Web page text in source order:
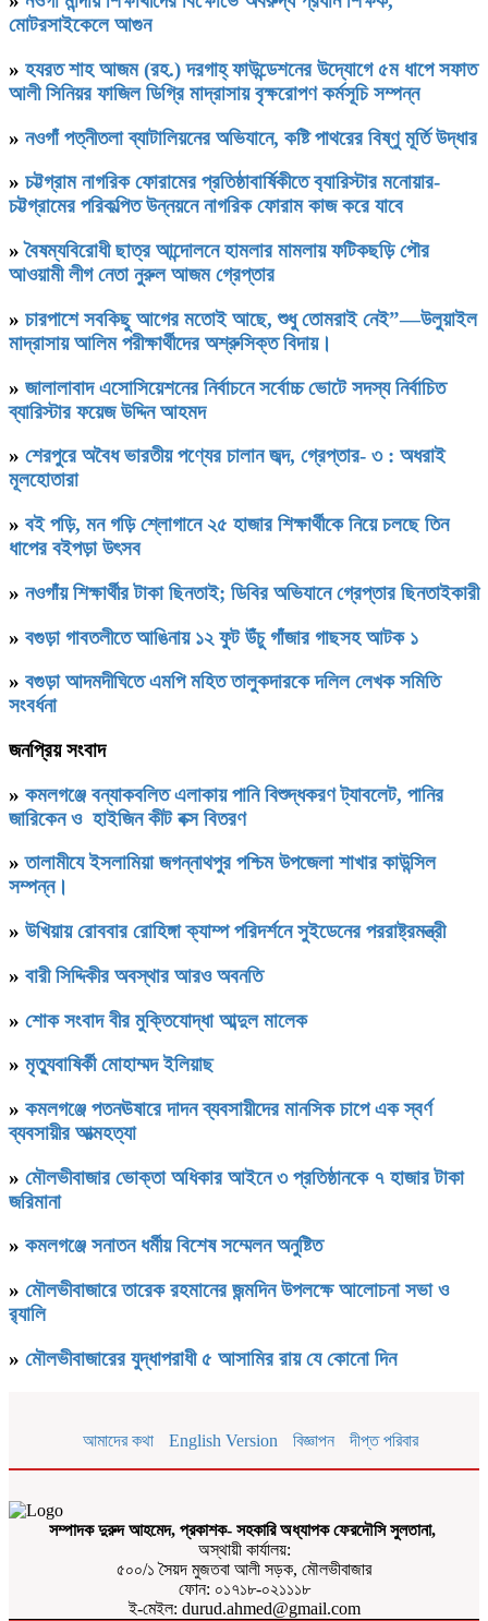
মোটরসাইকেলে আগুন
» হযরত শাহ আজম (রহ.) দরগাহ্ ফাউন্ডেশনের উদ্যোগে ৫ম ধাপে সফাত
আলী সিনিয়র ফাজিল ডিগ্রি মাদ্রাসায় বৃক্ষরোপণ কর্মসূচি সম্পন্ন
» নওগাঁ পত্নীতলা ব্যাটালিয়নের অভিযানে, কষ্টি পাথরের বিষ্ণু মূর্তি উদ্ধার
» চট্টগ্রাম নাগরিক ফোরামের প্রতিষ্ঠাবার্ষিকীতে ব‍্যারিস্টার মনোয়ার-
চট্টগ্রামের পরিকল্পিত উন্নয়নে নাগরিক ফোরাম কাজ করে যাবে
»বৈষম্যবিরোধী ছাত্র আন্দোলনে হামলার মামলায় ফটিকছড়ি পৌর
আওয়ামী লীগ নেতা নুরুল আজম গ্রেপ্তার
» চারপাশে সবকিছু আগের মতোই আছে, শুধু তোমরাই নেই”—উলুয়াইল
মাদ্রাসায় আলিম পরীক্ষার্থীদের অশ্রুসিক্ত বিদায়।
» জালালাবাদ এসোসিয়েশনের নির্বাচনে সর্বোচ্চ ভোটে সদস্য নির্বাচিত
ব্যারিস্টার ফয়েজ উদ্দিন আহমদ
» শেরপুরে অবৈধ ভারতীয় পণ্যের চালান জব্দ, গ্রেপ্তার- ৩ : অধরাই
মূলহোতারা
» বই পড়ি, মন গড়ি শ্লোগানে ২৫ হাজার শিক্ষার্থীকে নিয়ে চলছে তিন
ধাপের বইপড়া উৎসব
» নওগাঁয় শিক্ষার্থীর টাকা ছিনতাই; ডিবির অভিযানে গ্রেপ্তার ছিনতাইকারী
» বগুড়া গাবতলীতে আঙিনায় ১২ ফুট উঁচু গাঁজার গাছসহ আটক ১
» বগুড়া আদমদীঘিতে এমপি মহিত তালুকদারকে দলিল লেখক সমিতি
সংবর্ধনা
জনপ্রিয় সংবাদ
» কমলগঞ্জে বন্যাকবলিত এলাকায় পানি বিশুদ্ধকরণ ট্যাবলেট, পানির
জারিকেন ও হাইজিন কীট বক্স বিতরণ
»‎তালামীযে ইসলামিয়া জগন্নাথপুর পশ্চিম উপজেলা শাখার কাউন্সিল
সম্পন্ন।
» উখিয়ায় রোববার রোহিঙ্গা ক্যাম্প পরিদর্শনে সুইডেনের পররাষ্ট্রমন্ত্রী
» বারী সিদ্দিকীর অবস্থার আরও অবনতি
» শোক সংবাদ বীর মুক্তিযোদ্ধা আব্দুল মালেক
» মৃত্যুবাষির্কী মোহাম্মদ ইলিয়াছ
» কমলগঞ্জে পতনঊষারে দাদন ব্যবসায়ীদের মানসিক চাপে এক স্বর্ণ
ব্যবসায়ীর আত্মহত্যা
» মৌলভীবাজার ভোক্তা অধিকার আইনে ৩ প্রতিষ্ঠানকে ৭ হাজার টাকা
জরিমানা
» কমলগঞ্জে সনাতন ধর্মীয় বিশেষ সম্মেলন অনুষ্টিত
» মৌলভীবাজারে তারেক রহমানের জন্মদিন উপলক্ষে আলোচনা সভা ও
র‌্যালি
» মৌলভীবাজারের যুদ্ধাপরাধী ৫ আসামির রায় যে কোনো দিন
আমাদের কথা English Version বিজ্ঞাপন দীপ্ত পরিবার
সম্পাদক দুরুদ আহমেদ, প্রকাশক- সহকারি অধ্যাপক ফেরদৌসি সুলতানা,
অস্থায়ী কার্যালয়:
৫০০/১ সৈয়দ মুজতবা আলী সড়ক, মৌলভীবাজার
ফোন: ০১৭১৮-০২১১১৮
ই-মেইল: durud.ahmed@gmail.com